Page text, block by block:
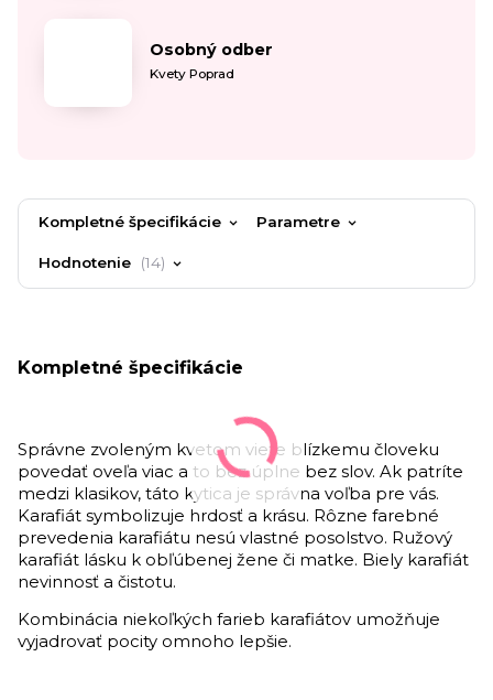
Osobný odber
Kvety Poprad
Kompletné špecifikácie Parametre
Hodnotenie 14
Kompletné špecifikácie
Správne zvoleným kvetom viete blízkemu človeku
povedať oveľa viac a to bez úplne bez slov. Ak patríte
medzi klasikov, táto kytica je správna voľba pre vás.
Karafiát symbolizuje hrdosť a krásu. Rôzne farebné
prevedenia karafiátu nesú vlastné posolstvo. Ružový
karafiát lásku k obľúbenej žene či matke. Biely karafiát
nevinnosť a čistotu.
Kombinácia niekoľkých farieb karafiátov umožňuje
vyjadrovať pocity omnoho lepšie.